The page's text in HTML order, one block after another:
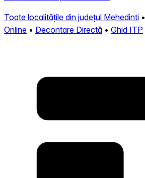
Toate localitățile din județul Mehedinti •
Online • Decontare Directă • Ghid ITP